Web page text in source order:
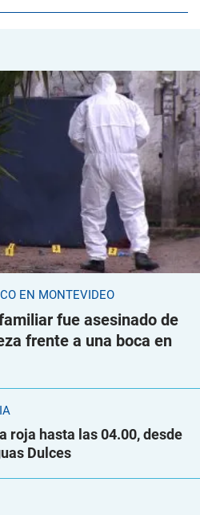
EN MONTEVIDEO
fue asesinado de
frente a una boca en
roja hasta las 04.00, desde
Dulces